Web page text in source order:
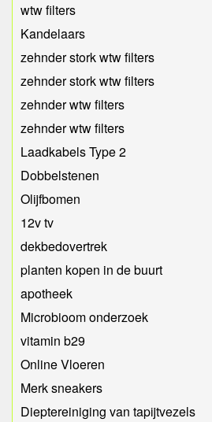
wtw filters
Kandelaars
zehnder stork wtw filters
zehnder stork wtw filters
zehnder wtw filters
zehnder wtw filters
Laadkabels Type 2
Dobbelstenen
Olijfbomen
12v tv
dekbedovertrek
planten kopen in de buurt
apotheek
Microbioom onderzoek
vitamin b29
Online Vloeren
Merk sneakers
Dieptereiniging van tapijtvezels